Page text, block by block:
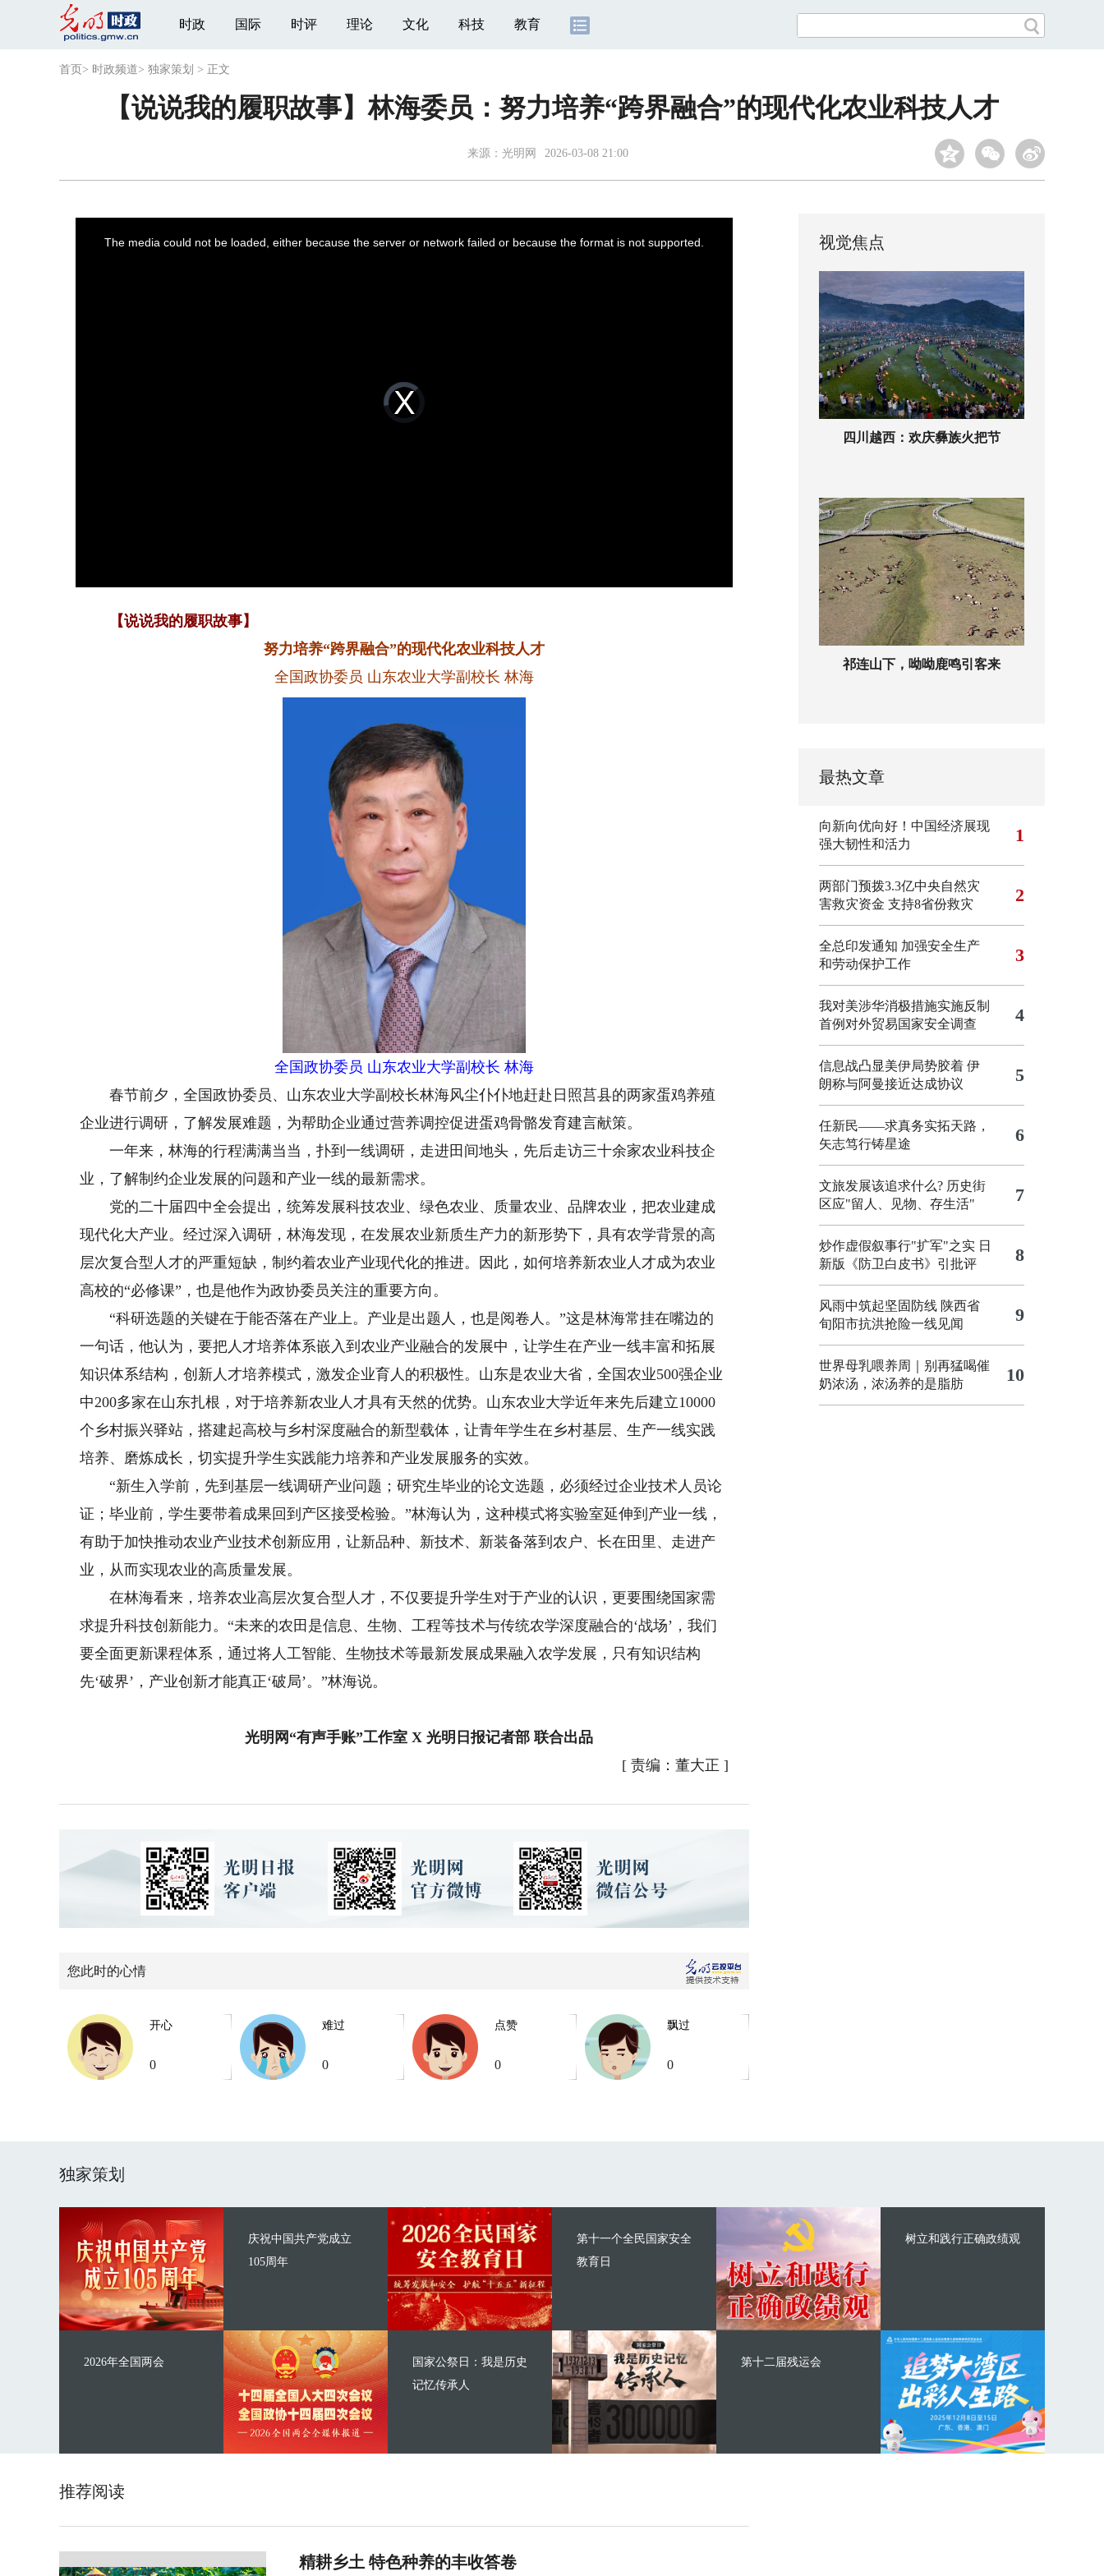
时政 国际 时评 理论 文化 科技 教育
首页 > 时政频道> 独家策划 > 正文
【说说我的履职故事】林海委员：努力培养“跨界融合”的现代化农业科技人才
来源： 光明网 2026-03-08 21:00
Video
Player
loading.
The media could not be loaded, either because the server or network failed or because the format is not supported.
【说说我的履职故事】
努力培养“跨界融合”的现代化农业科技人才
全国政协委员 山东农业大学副校长 林海
全国政协委员 山东农业大学副校长 林海
春节前夕，全国政协委员、山东农业大学副校长林海风尘仆仆地赶赴日照莒县的两家蛋鸡养殖
企业进行调研，了解发展难题，为帮助企业通过营养调控促进蛋鸡骨骼发育建言献策。
一年来，林海的行程满满当当，扑到一线调研，走进田间地头，先后走访三十余家农业科技企
业，了解制约企业发展的问题和产业一线的最新需求。
党的二十届四中全会提出，统筹发展科技农业、绿色农业、质量农业、品牌农业，把农业建成
现代化大产业。经过深入调研，林海发现，在发展农业新质生产力的新形势下，具有农学背景的高
层次复合型人才的严重短缺，制约着农业产业现代化的推进。因此，如何培养新农业人才成为农业
高校的“必修课”，也是他作为政协委员关注的重要方向。
“科研选题的关键在于能否落在产业上。产业是出题人，也是阅卷人。”这是林海常挂在嘴边的
一句话，他认为，要把人才培养体系嵌入到农业产业融合的发展中，让学生在产业一线丰富和拓展
知识体系结构，创新人才培养模式，激发企业育人的积极性。山东是农业大省，全国农业500强企业
中200多家在山东扎根，对于培养新农业人才具有天然的优势。山东农业大学近年来先后建立10000
个乡村振兴驿站，搭建起高校与乡村深度融合的新型载体，让青年学生在乡村基层、生产一线实践
培养、磨炼成长，切实提升学生实践能力培养和产业发展服务的实效。
“新生入学前，先到基层一线调研产业问题；研究生毕业的论文选题，必须经过企业技术人员论
证；毕业前，学生要带着成果回到产区接受检验。”林海认为，这种模式将实验室延伸到产业一线，
有助于加快推动农业产业技术创新应用，让新品种、新技术、新装备落到农户、长在田里、走进产
业，从而实现农业的高质量发展。
在林海看来，培养农业高层次复合型人才，不仅要提升学生对于产业的认识，更要围绕国家需
求提升科技创新能力。“未来的农田是信息、生物、工程等技术与传统农学深度融合的‘战场’，我们
要全面更新课程体系，通过将人工智能、生物技术等最新发展成果融入农学发展，只有知识结构
先‘破界’，产业创新才能真正‘破局’。”林海说。
光明网“有声手账”工作室 X 光明日报记者部 联合出品
[ 责编：董大正 ]
您此时的心情
开心
0
难过
0
点赞
0
飘过
0
视觉焦点
四川越西：欢庆彝族火把节
祁连山下，呦呦鹿鸣引客来
最热文章
向新向优向好！中国经济展现
强大韧性和活力
1
两部门预拨3.3亿中央自然灾
害救灾资金 支持8省份救灾
2
全总印发通知 加强安全生产
和劳动保护工作
3
我对美涉华消极措施实施反制
首例对外贸易国家安全调查
4
信息战凸显美伊局势胶着 伊
朗称与阿曼接近达成协议
5
任新民——求真务实拓天路，
矢志笃行铸星途
6
文旅发展该追求什么? 历史街
区应"留人、见物、存生活"
7
炒作虚假叙事行"扩军"之实 日
新版《防卫白皮书》引批评
8
风雨中筑起坚固防线 陕西省
旬阳市抗洪抢险一线见闻
9
世界母乳喂养周｜别再猛喝催
奶浓汤，浓汤养的是脂肪
10
独家策划
庆祝中国共产党成立
105周年
2026年全国两会
第十一个全民国家安全
教育日
国家公祭日：我是历史
记忆传承人
树立和践行正确政绩观
第十二届残运会
推荐阅读
精耕乡土 特色种养的丰收答卷